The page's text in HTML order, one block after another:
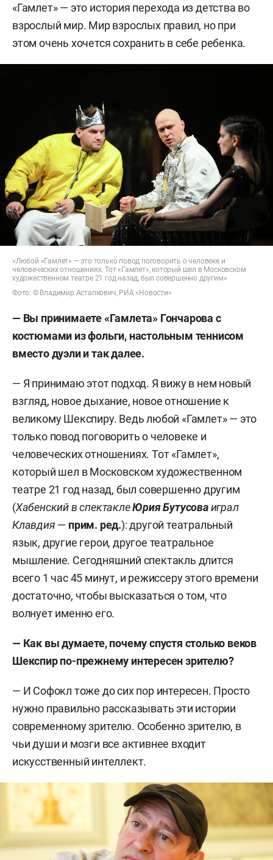
«Гамлет» — это история перехода из детства во
взрослый мир. Мир взрослых правил, но при
этом очень хочется сохранить в себе ребенка.
«Любой «Гамлет» — это только повод поговорить о человеке и
человеческих отношениях. Тот «Гамлет», который шел в Московском
художественном театре 21 год назад, был совершенно другим»
Фото: © Владимир Астапкович, РИА «Новости»
— Вы принимаете «Гамлета» Гончарова с
костюмами из фольги, настольным теннисом
вместо дуэли и так далее.
— Я принимаю этот подход. Я вижу в нем новый
взгляд, новое дыхание, новое отношение к
великому Шекспиру. Ведь любой «Гамлет» — это
только повод поговорить о человеке и
человеческих отношениях. Тот «Гамлет»,
который шел в Московском художественном
театре 21 год назад, был совершенно другим
(Хабенский в спектаклеЮрия Бутусоваиграл
Клавдия — прим. ред.): другой театральный
язык, другие герои, другое театральное
мышление. Сегодняшний спектакль длится
всего 1 час 45 минут, и режиссеру этого времени
достаточно, чтобы высказаться о том, что
волнует именно его.
— Как вы думаете, почему спустя столько веков
Шекспир по-прежнему интересен зрителю?
— И Софокл тоже до сих пор интересен. Просто
нужно правильно рассказывать эти истории
современному зрителю. Особенно зрителю, в
чьи души и мозги все активнее входит
искусственный интеллект.